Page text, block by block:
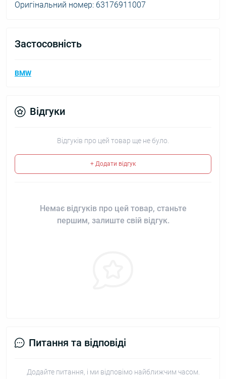
Оригінальний номер: 63176911007
Застосовність
BMW
Відгуки
Відгуків про цей товар ще не було.
+ Додати відгук
Немає відгуків про цей товар, станьте
першим, залиште свій відгук.
Питання та відповіді
Додайте питання, і ми відповімо найближчим часом.